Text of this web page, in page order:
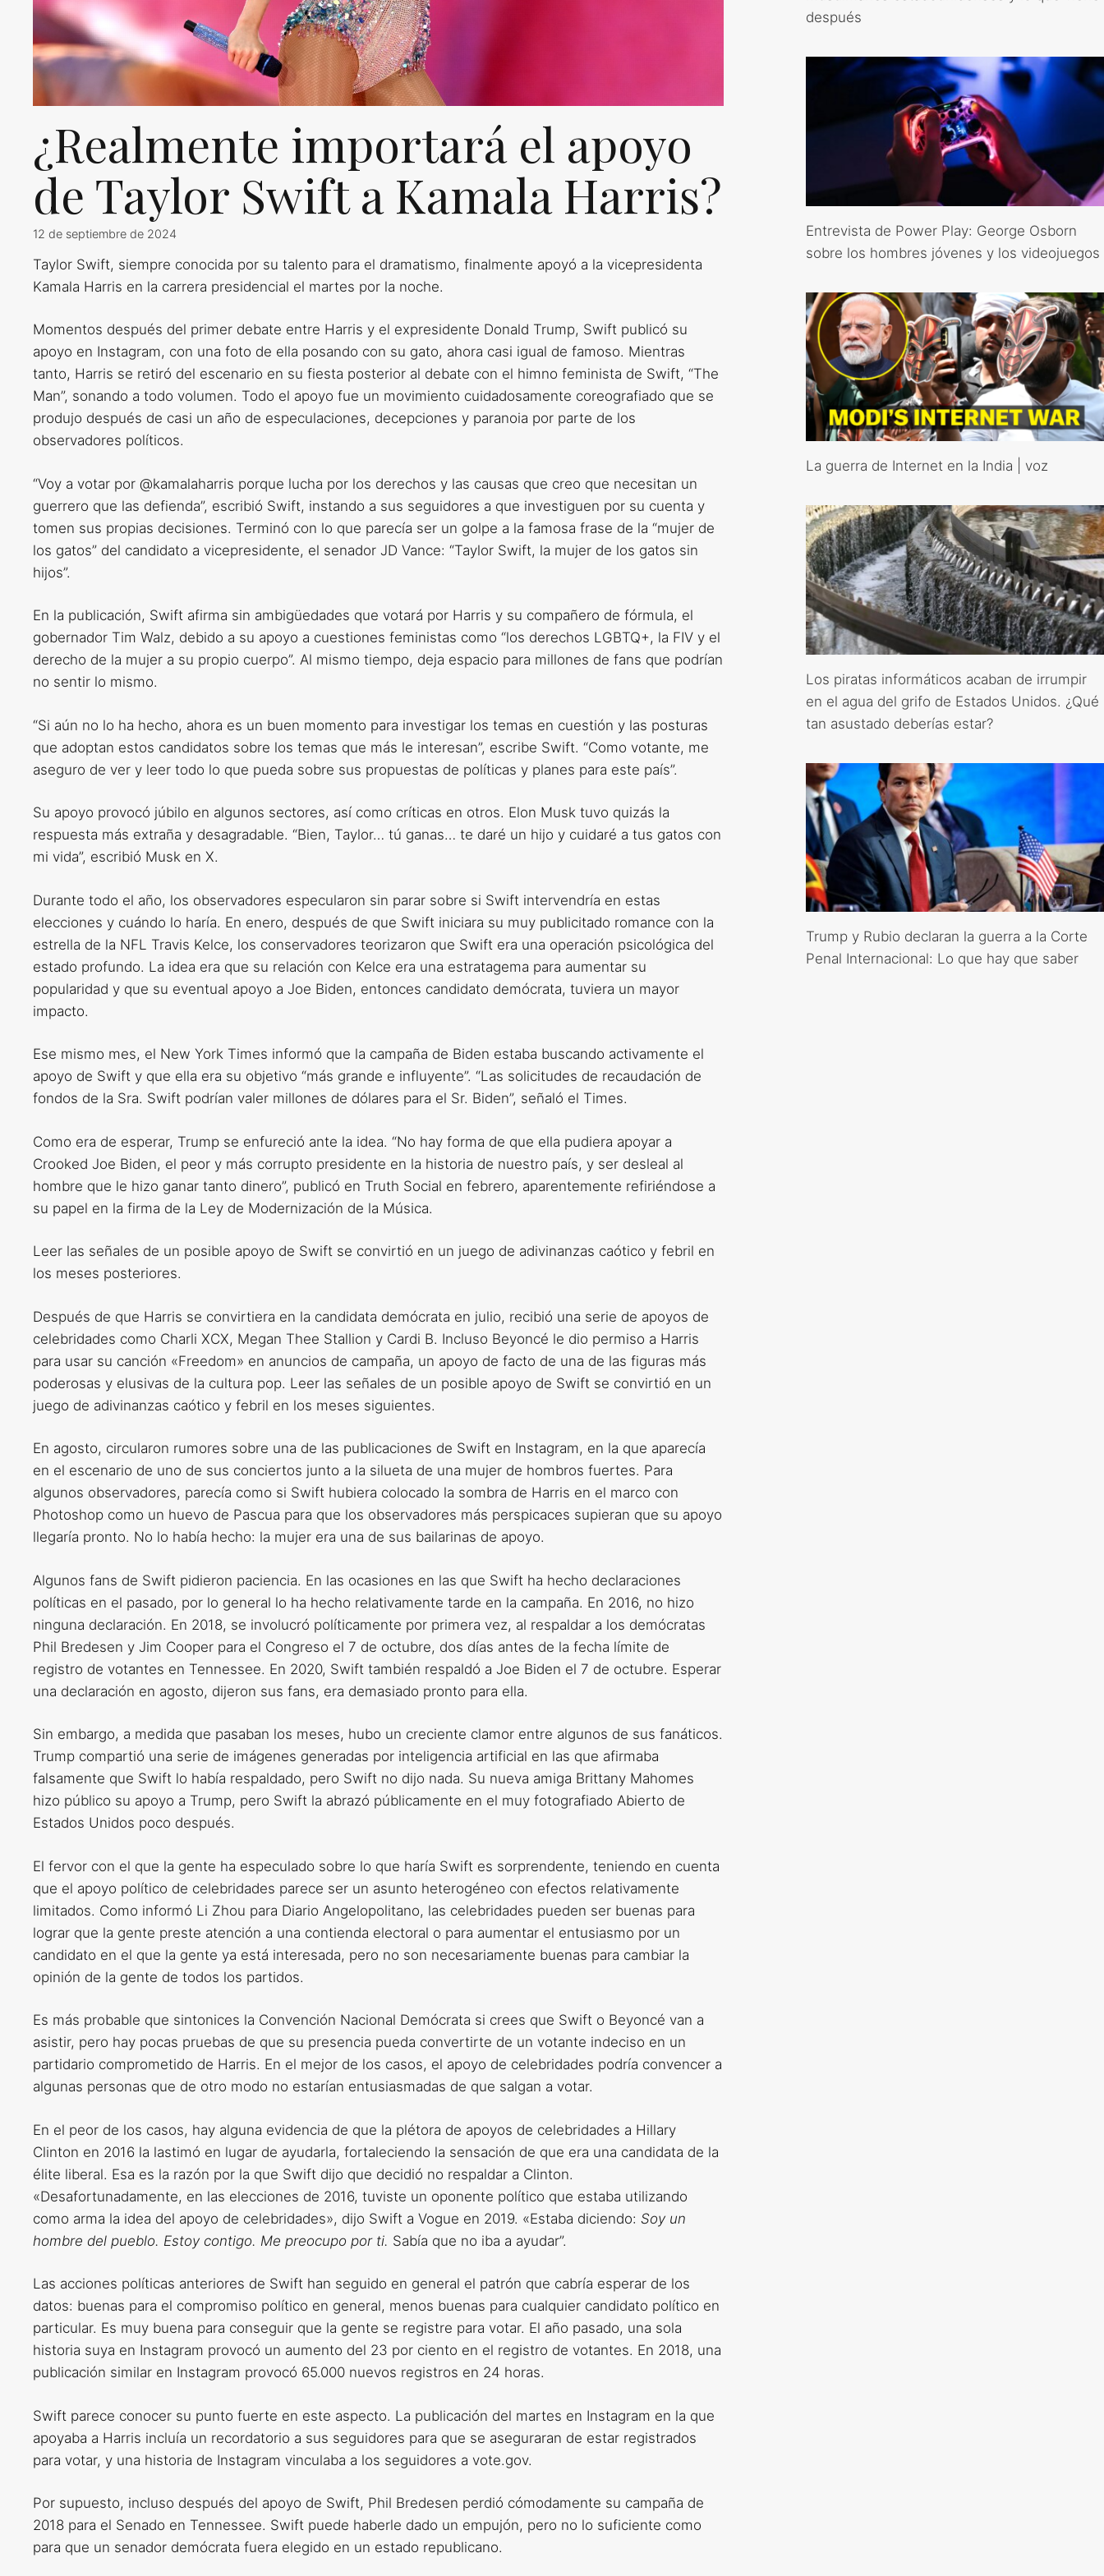
¿Realmente importará el apoyo
de Taylor Swift a Kamala Harris?
12 de septiembre de 2024
Taylor Swift, siempre conocida por su talento para el dramatismo, finalmente apoyó a la vicepresidenta
Kamala Harris en la carrera presidencial el martes por la noche.
Momentos después del primer debate entre Harris y el expresidente Donald Trump, Swift publicó su
apoyo en Instagram, con una foto de ella posando con su gato, ahora casi igual de famoso. Mientras
tanto, Harris se retiró del escenario en su fiesta posterior al debate con el himno feminista de Swift, “The
Man”, sonando a todo volumen. Todo el apoyo fue un movimiento cuidadosamente coreografiado que se
produjo después de casi un año de especulaciones, decepciones y paranoia por parte de los
observadores políticos.
“Voy a votar por @kamalaharris porque lucha por los derechos y las causas que creo que necesitan un
guerrero que las defienda”, escribió Swift, instando a sus seguidores a que investiguen por su cuenta y
tomen sus propias decisiones. Terminó con lo que parecía ser un golpe a la famosa frase de la “mujer de
los gatos” del candidato a vicepresidente, el senador JD Vance: “Taylor Swift, la mujer de los gatos sin
hijos”.
En la publicación, Swift afirma sin ambigüedades que votará por Harris y su compañero de fórmula, el
gobernador Tim Walz, debido a su apoyo a cuestiones feministas como “los derechos LGBTQ+, la FIV y el
derecho de la mujer a su propio cuerpo”. Al mismo tiempo, deja espacio para millones de fans que podrían
no sentir lo mismo.
“Si aún no lo ha hecho, ahora es un buen momento para investigar los temas en cuestión y las posturas
que adoptan estos candidatos sobre los temas que más le interesan”, escribe Swift. “Como votante, me
aseguro de ver y leer todo lo que pueda sobre sus propuestas de políticas y planes para este país”.
Su apoyo provocó júbilo en algunos sectores, así como críticas en otros. Elon Musk tuvo quizás la
respuesta más extraña y desagradable. “Bien, Taylor… tú ganas… te daré un hijo y cuidaré a tus gatos con
mi vida”, escribió Musk en X.
Durante todo el año, los observadores especularon sin parar sobre si Swift intervendría en estas
elecciones y cuándo lo haría. En enero, después de que Swift iniciara su muy publicitado romance con la
estrella de la NFL Travis Kelce, los conservadores teorizaron que Swift era una operación psicológica del
estado profundo. La idea era que su relación con Kelce era una estratagema para aumentar su
popularidad y que su eventual apoyo a Joe Biden, entonces candidato demócrata, tuviera un mayor
impacto.
Ese mismo mes, el New York Times informó que la campaña de Biden estaba buscando activamente el
apoyo de Swift y que ella era su objetivo “más grande e influyente”. “Las solicitudes de recaudación de
fondos de la Sra. Swift podrían valer millones de dólares para el Sr. Biden”, señaló el Times.
Como era de esperar, Trump se enfureció ante la idea. “No hay forma de que ella pudiera apoyar a
Crooked Joe Biden, el peor y más corrupto presidente en la historia de nuestro país, y ser desleal al
hombre que le hizo ganar tanto dinero”, publicó en Truth Social en febrero, aparentemente refiriéndose a
su papel en la firma de la Ley de Modernización de la Música.
Leer las señales de un posible apoyo de Swift se convirtió en un juego de adivinanzas caótico y febril en
los meses posteriores.
Después de que Harris se convirtiera en la candidata demócrata en julio, recibió una serie de apoyos de
celebridades como Charli XCX, Megan Thee Stallion y Cardi B. Incluso Beyoncé le dio permiso a Harris
para usar su canción «Freedom» en anuncios de campaña, un apoyo de facto de una de las figuras más
poderosas y elusivas de la cultura pop. Leer las señales de un posible apoyo de Swift se convirtió en un
juego de adivinanzas caótico y febril en los meses siguientes.
En agosto, circularon rumores sobre una de las publicaciones de Swift en Instagram, en la que aparecía
en el escenario de uno de sus conciertos junto a la silueta de una mujer de hombros fuertes. Para
algunos observadores, parecía como si Swift hubiera colocado la sombra de Harris en el marco con
Photoshop como un huevo de Pascua para que los observadores más perspicaces supieran que su apoyo
llegaría pronto. No lo había hecho: la mujer era una de sus bailarinas de apoyo.
Algunos fans de Swift pidieron paciencia. En las ocasiones en las que Swift ha hecho declaraciones
políticas en el pasado, por lo general lo ha hecho relativamente tarde en la campaña. En 2016, no hizo
ninguna declaración. En 2018, se involucró políticamente por primera vez, al respaldar a los demócratas
Phil Bredesen y Jim Cooper para el Congreso el 7 de octubre, dos días antes de la fecha límite de
registro de votantes en Tennessee. En 2020, Swift también respaldó a Joe Biden el 7 de octubre. Esperar
una declaración en agosto, dijeron sus fans, era demasiado pronto para ella.
Sin embargo, a medida que pasaban los meses, hubo un creciente clamor entre algunos de sus fanáticos.
Trump compartió una serie de imágenes generadas por inteligencia artificial en las que afirmaba
falsamente que Swift lo había respaldado, pero Swift no dijo nada. Su nueva amiga Brittany Mahomes
hizo público su apoyo a Trump, pero Swift la abrazó públicamente en el muy fotografiado Abierto de
Estados Unidos poco después.
El fervor con el que la gente ha especulado sobre lo que haría Swift es sorprendente, teniendo en cuenta
que el apoyo político de celebridades parece ser un asunto heterogéneo con efectos relativamente
limitados. Como informó Li Zhou para Diario Angelopolitano, las celebridades pueden ser buenas para
lograr que la gente preste atención a una contienda electoral o para aumentar el entusiasmo por un
candidato en el que la gente ya está interesada, pero no son necesariamente buenas para cambiar la
opinión de la gente de todos los partidos.
Es más probable que sintonices la Convención Nacional Demócrata si crees que Swift o Beyoncé van a
asistir, pero hay pocas pruebas de que su presencia pueda convertirte de un votante indeciso en un
partidario comprometido de Harris. En el mejor de los casos, el apoyo de celebridades podría convencer a
algunas personas que de otro modo no estarían entusiasmadas de que salgan a votar.
En el peor de los casos, hay alguna evidencia de que la plétora de apoyos de celebridades a Hillary
Clinton en 2016 la lastimó en lugar de ayudarla, fortaleciendo la sensación de que era una candidata de la
élite liberal. Esa es la razón por la que Swift dijo que decidió no respaldar a Clinton.
«Desafortunadamente, en las elecciones de 2016, tuviste un oponente político que estaba utilizando
como arma la idea del apoyo de celebridades», dijo Swift a Vogue en 2019. «Estaba diciendo: Soy un
hombre del pueblo. Estoy contigo. Me preocupo por ti. Sabía que no iba a ayudar”.
Las acciones políticas anteriores de Swift han seguido en general el patrón que cabría esperar de los
datos: buenas para el compromiso político en general, menos buenas para cualquier candidato político en
particular. Es muy buena para conseguir que la gente se registre para votar. El año pasado, una sola
historia suya en Instagram provocó un aumento del 23 por ciento en el registro de votantes. En 2018, una
publicación similar en Instagram provocó 65.000 nuevos registros en 24 horas.
Swift parece conocer su punto fuerte en este aspecto. La publicación del martes en Instagram en la que
apoyaba a Harris incluía un recordatorio a sus seguidores para que se aseguraran de estar registrados
para votar, y una historia de Instagram vinculaba a los seguidores a vote.gov.
Por supuesto, incluso después del apoyo de Swift, Phil Bredesen perdió cómodamente su campaña de
2018 para el Senado en Tennessee. Swift puede haberle dado un empujón, pero no lo suficiente como
para que un senador demócrata fuera elegido en un estado republicano.
después
Entrevista de Power Play: George Osborn
sobre los hombres jóvenes y los videojuegos
La guerra de Internet en la India | voz
Los piratas informáticos acaban de irrumpir
en el agua del grifo de Estados Unidos. ¿Qué
tan asustado deberías estar?
Trump y Rubio declaran la guerra a la Corte
Penal Internacional: Lo que hay que saber